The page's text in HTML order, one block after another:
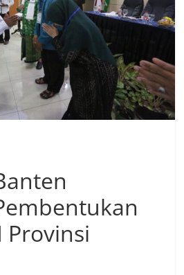
Provinsi